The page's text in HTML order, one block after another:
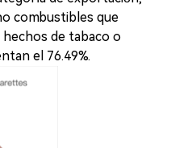
combustibles que
de tabaco o
el 76.49%.